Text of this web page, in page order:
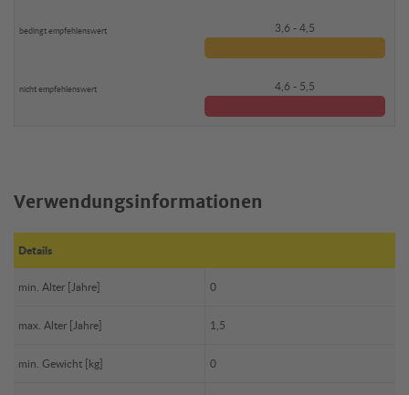
3,6 - 4,5
4,6 - 5,5
Verwendungsinformationen
Details
min. Alter [Jahre] 0
max. Alter [Jahre] 1,5
min. Gewicht [kg] 0